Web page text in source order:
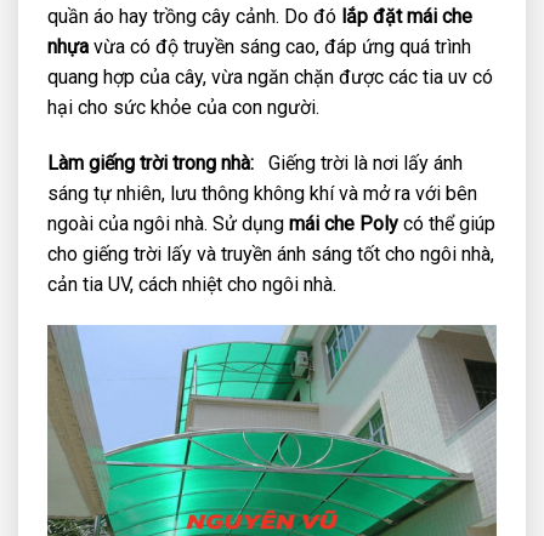
quần áo hay trồng cây cảnh. Do đó lắp đặt mái che
nhựa vừa có độ truyền sáng cao, đáp ứng quá trình
quang hợp của cây, vừa ngăn chặn được các tia uv có
hại cho sức khỏe của con người.
Làm giếng trời trong nhà: Giếng trời là nơi lấy ánh
sáng tự nhiên, lưu thông không khí và mở ra với bên
ngoài của ngôi nhà. Sử dụng mái che Poly có thể giúp
cho giếng trời lấy và truyền ánh sáng tốt cho ngôi nhà,
cản tia UV, cách nhiệt cho ngôi nhà.